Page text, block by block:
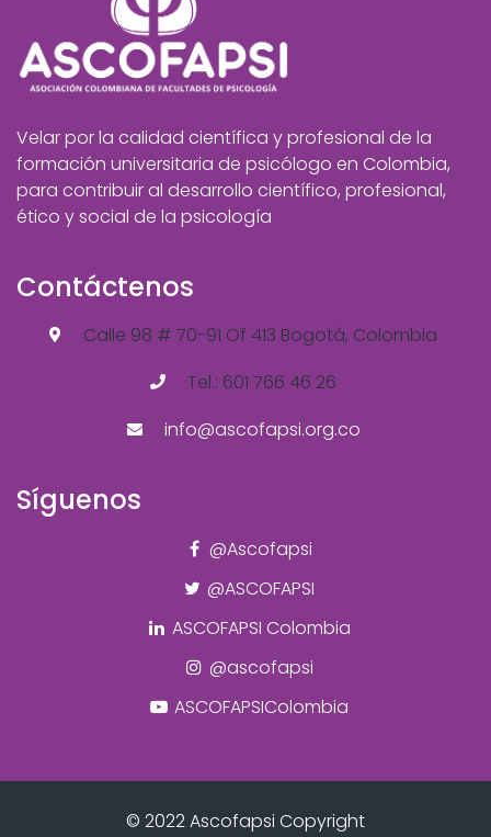
Velar por la calidad científica y profesional de la
formación universitaria de psicólogo en Colombia,
para contribuir al desarrollo científico, profesional,
ético y social de la psicología
Contáctenos
Calle 98 # 70-91 Of 413 Bogotá, Colombia
Tel.: 601 766 46 26
info@ascofapsi.org.co
Síguenos
@Ascofapsi
@ASCOFAPSI
ASCOFAPSI Colombia
@ascofapsi
ASCOFAPSIColombia
© 2022 Ascofapsi Copyright